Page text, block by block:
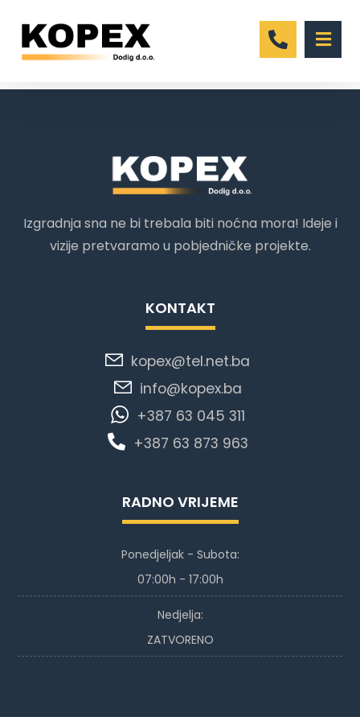
Izgradnja sna ne bi trebala biti noćna mora! Ideje i
vizije pretvaramo u pobjedničke projekte.
KONTAKT
kopex@tel.net.ba
info@kopex.ba
+387 63 045 311
+387 63 873 963
RADNO VRIJEME
Ponedjeljak - Subota:
07:00h - 17:00h
Nedjelja:
ZATVORENO